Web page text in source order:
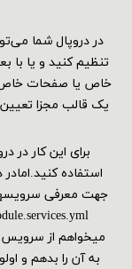
در دروپال شما
خاص یا صفحات خاص
یک قالب مجزا تعیین
جهت معرفی
میخواهم از سرویس
به آن را بدهم و